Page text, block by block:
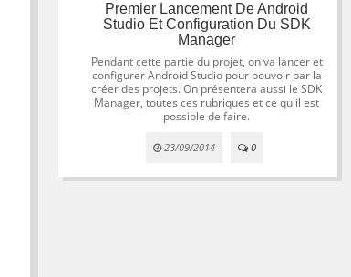
Premier Lancement De Android
Studio Et Configuration Du SDK
Manager
Pendant cette partie du projet, on va lancer et
configurer Android Studio pour pouvoir par la
créer des projets. On présentera aussi le SDK
Manager, toutes ces rubriques et ce qu'il est
possible de faire.
23/09/2014 0